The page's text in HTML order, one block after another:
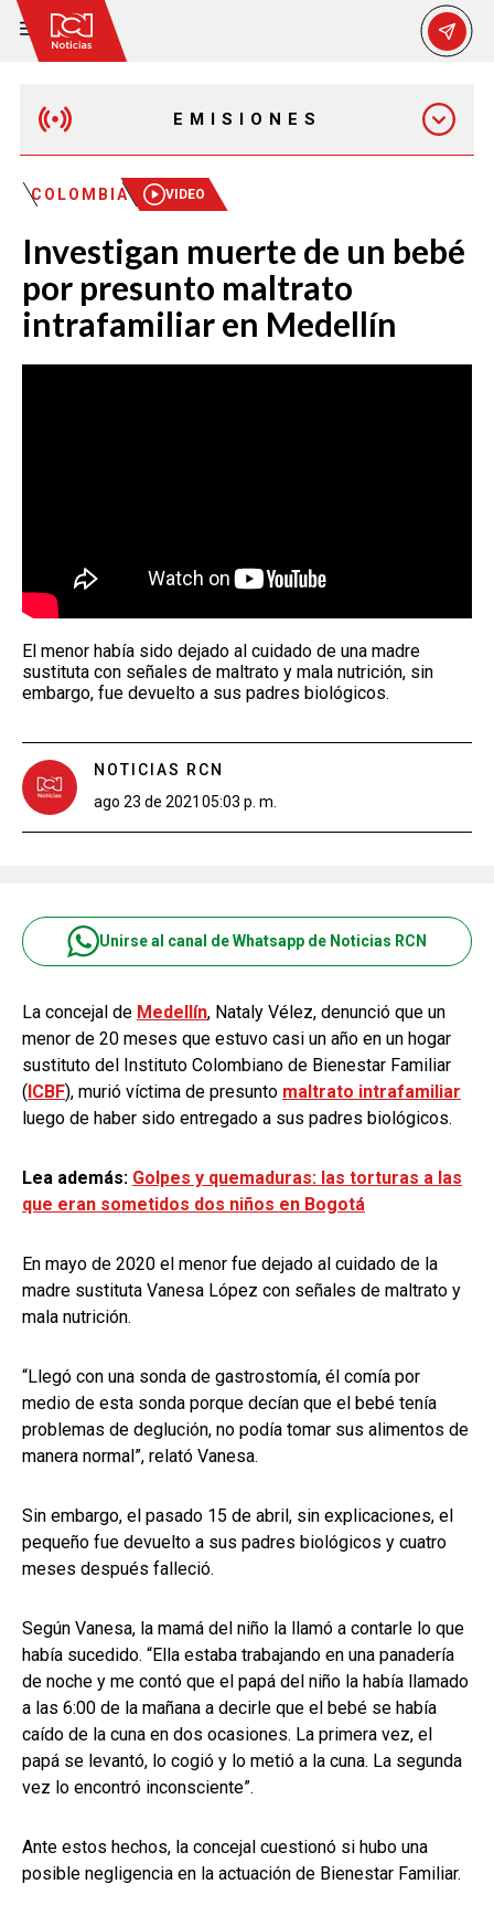
EMISIONES
MAÑANA EXPRESS
EMISIÓN 12:30 PM
EMISIÓN 7:00 PM
COLOMBIA VIDEO
Investigan muerte de un bebé
por presunto maltrato
intrafamiliar en Medellín
El menor había sido dejado al cuidado de una madre
sustituta con señales de maltrato y mala nutrición, sin
embargo, fue devuelto a sus padres biológicos.
NOTICIAS RCN
ago 23 de 2021 05:03 p. m.
Unirse al canal de Whatsapp de Noticias RCN
La concejal de Medellín, Nataly Vélez, denunció que un
menor de 20 meses que estuvo casi un año en un hogar
sustituto del Instituto Colombiano de Bienestar Familiar
(ICBF), murió víctima de presunto maltrato intrafamiliar
luego de haber sido entregado a sus padres biológicos.
Lea además: Golpes y quemaduras: las torturas a las
que eran sometidos dos niños en Bogotá
En mayo de 2020 el menor fue dejado al cuidado de la
madre sustituta Vanesa López con señales de maltrato y
mala nutrición.
“Llegó con una sonda de gastrostomía, él comía por
medio de esta sonda porque decían que el bebé tenía
problemas de deglución, no podía tomar sus alimentos de
manera normal”, relató Vanesa.
Sin embargo, el pasado 15 de abril, sin explicaciones, el
pequeño fue devuelto a sus padres biológicos y cuatro
meses después falleció.
Según Vanesa, la mamá del niño la llamó a contarle lo que
había sucedido. “Ella estaba trabajando en una panadería
de noche y me contó que el papá del niño la había llamado
a las 6:00 de la mañana a decirle que el bebé se había
caído de la cuna en dos ocasiones. La primera vez, el
papá se levantó, lo cogió y lo metió a la cuna. La segunda
vez lo encontró inconsciente”.
Ante estos hechos, la concejal cuestionó si hubo una
posible negligencia en la actuación de Bienestar Familiar.